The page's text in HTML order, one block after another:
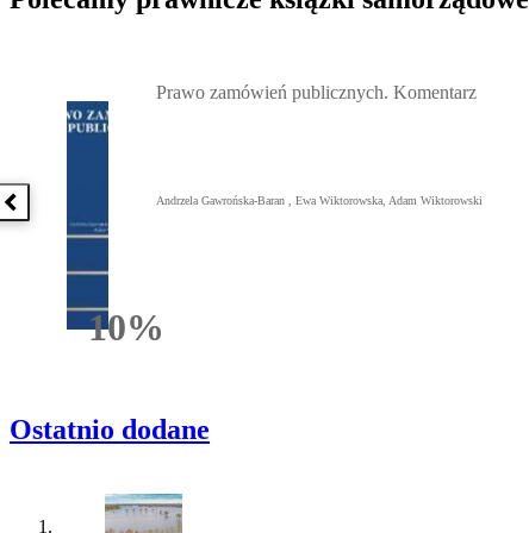
Poprzednia książka
10%Rabatu
Prawo zamówień publicznych. Komentarz
Andrzela Gawrońska-Baran , Ewa Wiktorowska, Adam Wiktorowski
Ostatnio dodane